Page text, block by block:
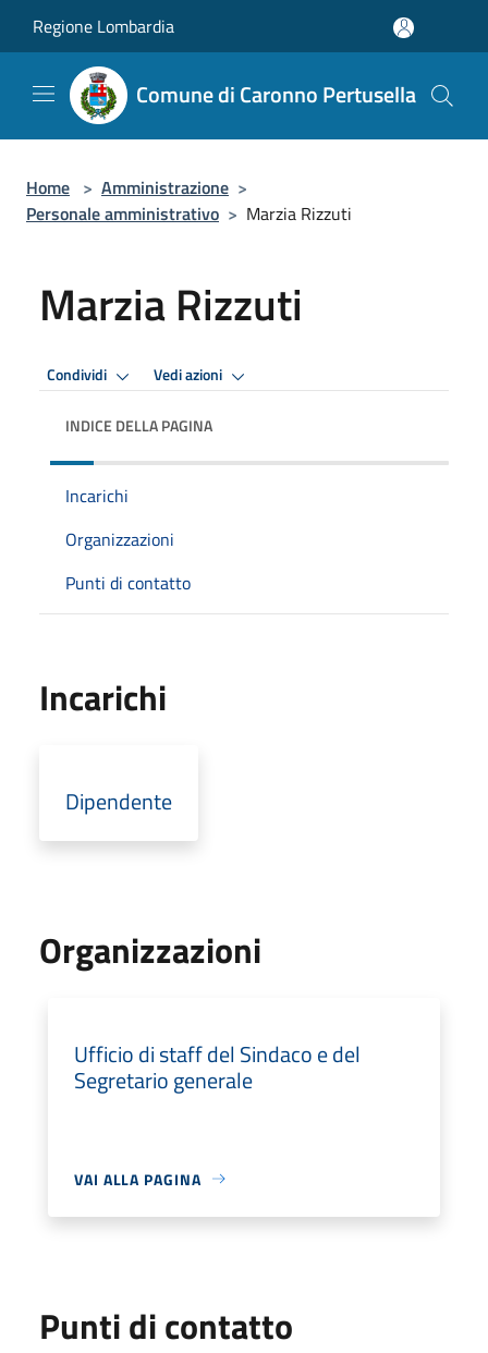
Regione Lombardia
Comune di Caronno Pertusella
Home > Amministrazione >
Personale amministrativo > Marzia Rizzuti
Marzia Rizzuti
Condividi Vedi azioni
INDICE DELLA PAGINA
Incarichi
Organizzazioni
Punti di contatto
Incarichi
Dipendente
Organizzazioni
Ufficio di staff del Sindaco e del
Segretario generale
VAI ALLA PAGINA
Punti di contatto